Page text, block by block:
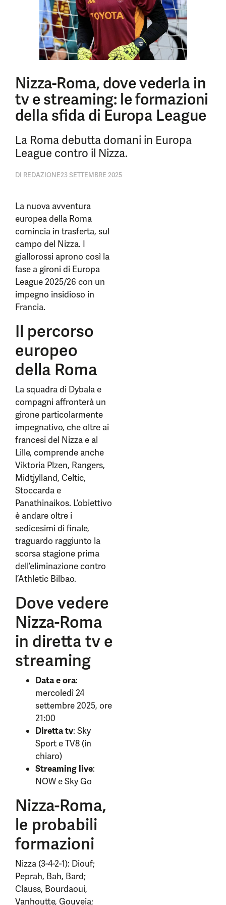
Nizza-Roma, dove vederla in
tv e streaming: le formazioni
della sfida di Europa League
La Roma debutta domani in Europa
League contro il Nizza.
DI REDAZIONE23 SETTEMBRE 2025
La nuova avventura
europea della Roma
comincia in trasferta, sul
campo del Nizza. I
giallorossi aprono così la
fase a gironi di Europa
League 2025/26 con un
impegno insidioso in
Francia.
Il percorso
europeo
della Roma
La squadra di Dybala e
compagni affronterà un
girone particolarmente
impegnativo, che oltre ai
francesi del Nizza e al
Lille, comprende anche
Viktoria Plzen, Rangers,
Midtjylland, Celtic,
Stoccarda e
Panathinaikos. L’obiettivo
è andare oltre i
sedicesimi di finale,
traguardo raggiunto la
scorsa stagione prima
dell’eliminazione contro
l’Athletic Bilbao.
Dove vedere
Nizza-Roma
in diretta tv e
streaming
Data e ora:
mercoledì 24
settembre 2025, ore
21:00
Diretta tv: Sky
Sport e TV8 (in
chiaro)
Streaming live:
NOW e Sky Go
Nizza-Roma,
le probabili
formazioni
Nizza (3-4-2-1): Diouf;
Peprah, Bah, Bard;
Clauss, Bourdaoui,
Vanhoutte, Gouveia;